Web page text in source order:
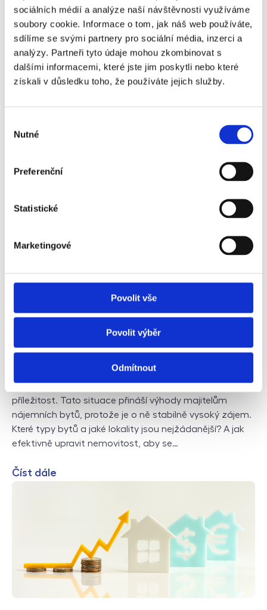
sociálních médií a analýze naší návštěvnosti využíváme
soubory cookie. Informace o tom, jak náš web používáte,
sdílíme se svými partnery pro sociální média, inzerci a
analýzy. Partneři tyto údaje mohou zkombinovat s
dalšími informacemi, které jste jim poskytli nebo které
získali v důsledku toho, že používáte jejich služby.
souhlasu
Nutné
Preferenční
Statistické
Marketingové
Povolit vše
Povolit výběr
Odmítnout
Nájemní smlouva - právní náležitosti
(pronajímatel) umožňuje nájemci dočasně užívat
danou nemovitost (dům či byt) za nájemné, které
podpisy obou stran. Nájemní vztahy upravuje NOZ, v…
Jaké jsou nejlepší investiční byty?
Trh s hypotékami je stále v útlumu, a proto mnozí
zájemci s koupí nemovitosti vyčkávají na vhodnější
příležitost. Tato situace přináší výhody majitelům
nájemních bytů, protože je o ně stabilně vysoký zájem.
Které typy bytů a jaké lokality jsou nejžádanější? A jak
efektivně upravit nemovitost, aby se…
Číst dále